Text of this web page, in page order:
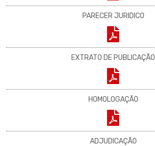
PARECER JURIDICO
EXTRATO DE PUBLICAÇÃO
HOMOLOGAÇÃO
ADJUDICAÇÃO